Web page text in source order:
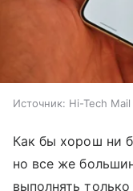
Источник: Hi-Tech Mail
Как бы хорош ни
но все же
выполнять